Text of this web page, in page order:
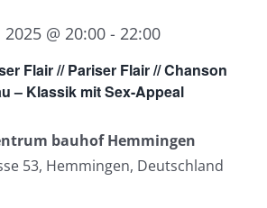
Flair // Pariser Flair // Chanson
– Klassik mit Sex-Appeal
@ 20:00 - 22:00
bauhof Hemmingen
53, Hemmingen, Deutschland